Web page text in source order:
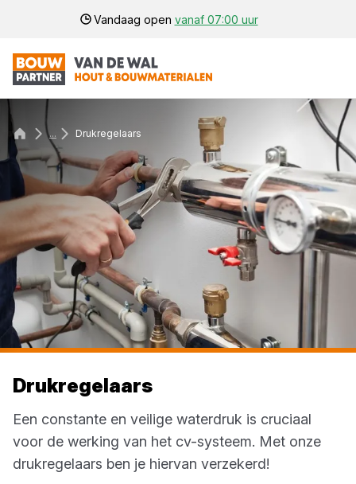
Vandaag open vanaf 07:00 uur
... Drukregelaars
Drukregelaars
Een constante en veilige waterdruk is cruciaal
voor de werking van het cv-systeem. Met onze
drukregelaars ben je hiervan verzekerd!